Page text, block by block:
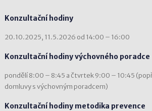
Konzultační hodiny
20.10.2025, 11.5.2026 od 14:00 – 16:00
Konzultační hodiny výchovného poradce
pondělí 8:00 – 8:45 a čtvrtek 9:00 – 10:45
domluvy s výchovným poradcem)
Konzultační hodiny metodika prevence